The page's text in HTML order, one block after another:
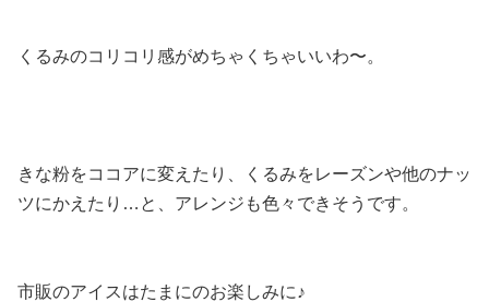
くるみのコリコリ感がめちゃくちゃいいわ〜。
きな粉をココアに変えたり、くるみをレーズンや他のナッ
ツにかえたり…と、アレンジも色々できそうです。
市販のアイスはたまにのお楽しみに♪